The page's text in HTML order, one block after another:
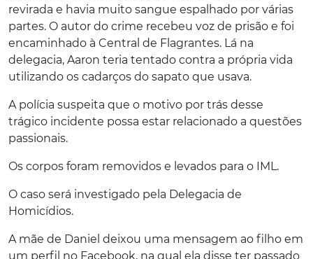
revirada e havia muito sangue espalhado por várias
partes. O autor do crime recebeu voz de prisão e foi
encaminhado à Central de Flagrantes. Lá na
delegacia, Aaron teria tentado contra a própria vida
utilizando os cadarços do sapato que usava.
A polícia suspeita que o motivo por trás desse
trágico incidente possa estar relacionado a questões
passionais.
Os corpos foram removidos e levados para o IML.
O caso será investigado pela Delegacia de
Homicídios.
A mãe de Daniel deixou uma mensagem ao filho em
um perfil no Facebook, na qual ela disse ter passado